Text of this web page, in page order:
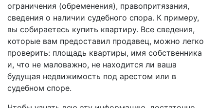
ограничения (обременения), правопритязания,
сведения о наличии судебного спора. К примеру,
вы собираетесь купить квартиру. Все сведения,
которые вам предоставил продавец, можно легко
проверить: площадь квартиры, имя собственника
и, что не маловажно, не находится ли ваша
будущая недвижимость под арестом или в
судебном споре.